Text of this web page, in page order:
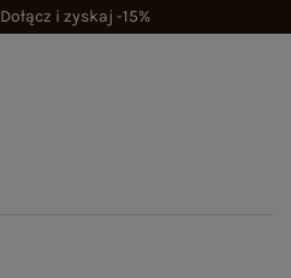
Dołącz i zyskaj -15%